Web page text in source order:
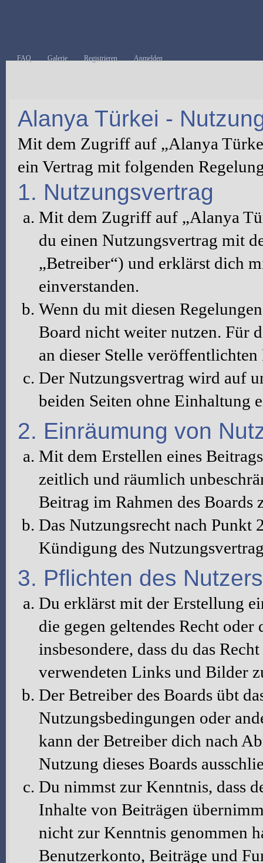
FAQ Galerie Registrieren Anmelden
Alanya Türkei -
Mit dem Zugriff auf „Alanya
ein Vertrag mit folgenden
1. Nutzungsvertrag
Mit dem Zugriff auf „Alanya
du einen Nutzungsvertrag mit
„Betreiber“) und erklärst dich
einverstanden.
Wenn du mit diesen
Board nicht weiter nutzen. Für
an dieser Stelle veröffentlichten
Der Nutzungsvertrag wird auf
beiden Seiten ohne Einhaltung
2. Einräumung von
Mit dem Erstellen eines
zeitlich und räumlich
Beitrag im Rahmen des Boards
Das Nutzungsrecht nach Punkt
Kündigung des
3. Pflichten des Nutzers
Du erklärst mit der Erstellung
die gegen geltendes Recht
insbesondere, dass du das
verwendeten Links und Bilder
Der Betreiber des Boards übt
Nutzungsbedingungen oder
kann der Betreiber dich nach
Nutzung dieses Boards
Du nimmst zur Kenntnis, dass
Inhalte von Beiträgen
nicht zur Kenntnis genommen
Benutzerkonto, Beiträge und